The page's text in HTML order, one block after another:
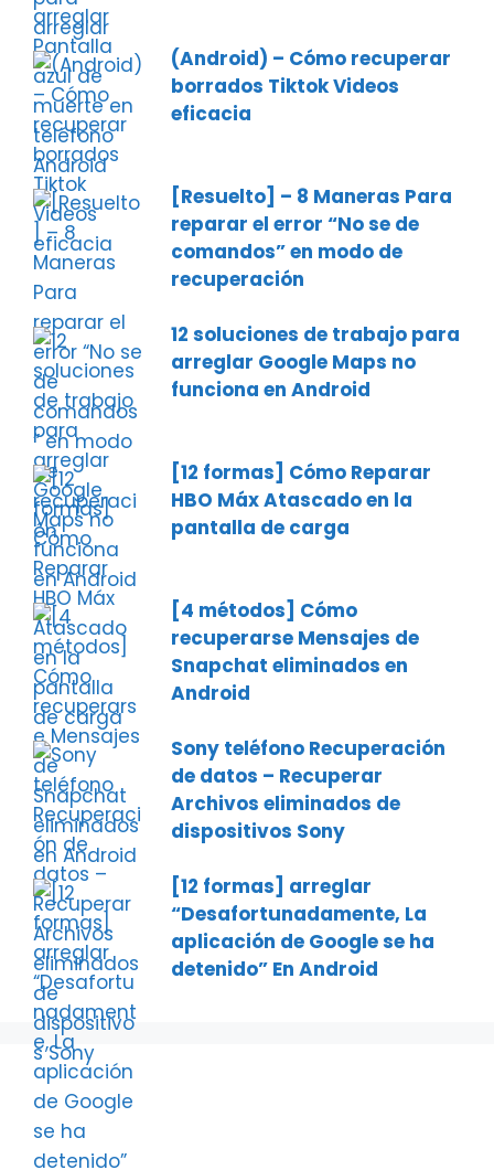
(Android) – Cómo recuperar
borrados Tiktok Videos
eficacia
[Resuelto] – 8 Maneras Para
reparar el error “No se de
comandos” en modo de
recuperación
12 soluciones de trabajo para
arreglar Google Maps no
funciona en Android
[12 formas] Cómo Reparar
HBO Máx Atascado en la
pantalla de carga
[4 métodos] Cómo
recuperarse Mensajes de
Snapchat eliminados en
Android
Sony teléfono Recuperación
de datos – Recuperar
Archivos eliminados de
dispositivos Sony
[12 formas] arreglar
“Desafortunadamente, La
aplicación de Google se ha
detenido” En Android